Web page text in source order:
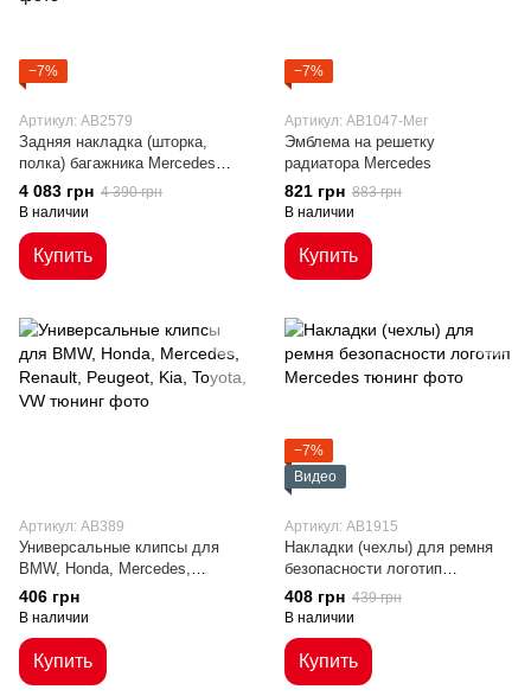
−7%
Артикул: AB2579
Задняя накладка (шторка,
полка) багажника Mercedes
GLE C292 (15-19 г.в.)
4 083 грн 4 390 грн
В наличии
Купить
−7%
Артикул: AB1047-Mer
Эмблема на решетку
радиатора Mercedes
821 грн 883 грн
В наличии
Купить
Артикул: AB389
Универсальные клипсы для
BMW, Honda, Mercedes,
Renault, Peugeot, Kia, Toyota,
VW
406 грн
В наличии
Купить
−7%
Видео
Артикул: AB1915
Накладки (чехлы) для ремня
безопасности логотип
Mercedes
408 грн 439 грн
В наличии
Купить